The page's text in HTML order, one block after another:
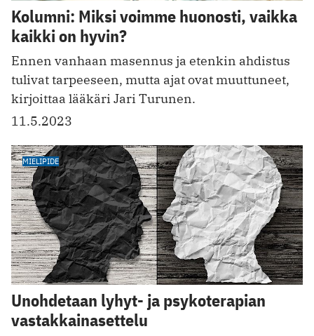
Kolumni: Miksi voimme huonosti, vaikka
kaikki on hyvin?
Ennen vanhaan masennus ja etenkin ahdistus
tulivat tarpeeseen, mutta ajat ovat muuttuneet,
kirjoittaa lääkäri Jari Turunen.
11.5.2023
MIELIPIDE
Unohdetaan lyhyt- ja psykoterapian
vastakkainasettelu